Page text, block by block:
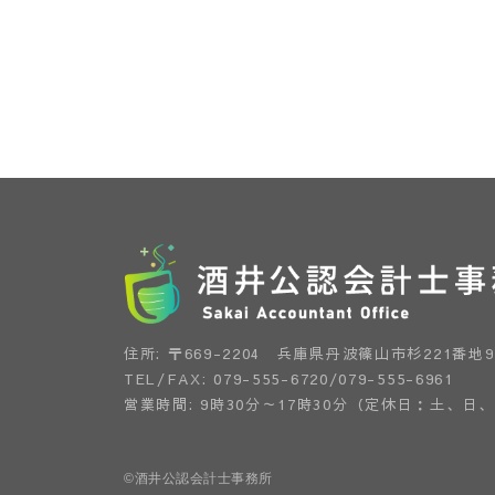
住所: 〒669-2204 兵庫県丹波篠山市杉221番地9
TEL/FAX: 079-555-6720/079-555-6961
営業時間: 9時30分～17時30分（定休日：土、日
©酒井公認会計士事務所